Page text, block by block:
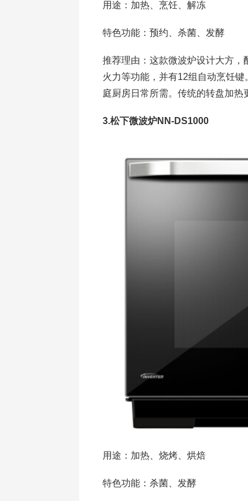
用途：加热、烹饪、解冻
特色功能：预约、杀菌、发酵
推荐理由：这款微波炉设计大方
火力等功能，并有12组自动烹饪
庭厨房日常所需。传统的转盘加热
3.松下微波炉NN-DS1000
用途：加热、烧烤、烘焙
特色功能：杀菌、发酵